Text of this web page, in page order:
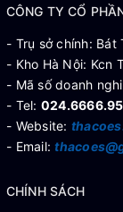
CÔNG TY CỔ
- Trụ sở chính: Bát
- Kho Hà Nội: Kcn
- Mã số doanh
- Tel:
- Website:
- Email:
CHÍNH SÁCH